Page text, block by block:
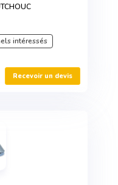
intéressés
Recevoir un devis